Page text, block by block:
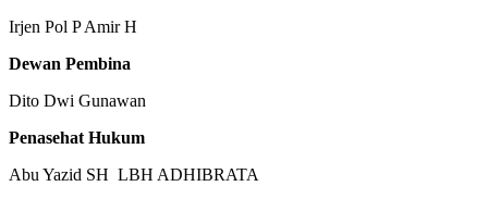
Irjen Pol P Amir H
Dewan Pembina
Dito Dwi Gunawan
Penasehat Hukum
Abu Yazid SH LBH ADHIBRATA